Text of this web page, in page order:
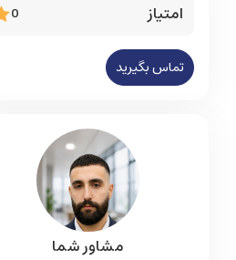
امتیاز 0
تماس بگیرید
مشاور شما